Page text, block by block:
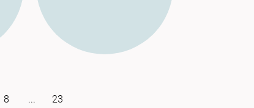
8 ... 23